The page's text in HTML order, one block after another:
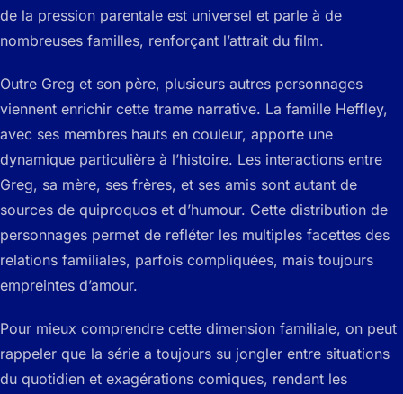
de la pression parentale est universel et parle à de
nombreuses familles, renforçant l’attrait du film.
Outre Greg et son père, plusieurs autres personnages
viennent enrichir cette trame narrative. La famille Heffley,
avec ses membres hauts en couleur, apporte une
dynamique particulière à l’histoire. Les interactions entre
Greg, sa mère, ses frères, et ses amis sont autant de
sources de quiproquos et d’humour. Cette distribution de
personnages permet de refléter les multiples facettes des
relations familiales, parfois compliquées, mais toujours
empreintes d’amour.
Pour mieux comprendre cette dimension familiale, on peut
rappeler que la série a toujours su jongler entre situations
du quotidien et exagérations comiques, rendant les